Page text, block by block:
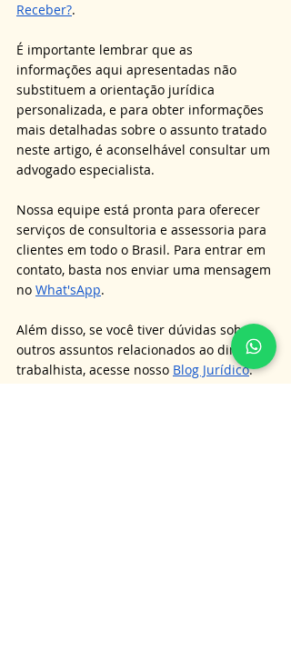
Receber?.
É importante lembrar que as
informações aqui apresentadas não
substituem a orientação jurídica
personalizada, e para obter informações
mais detalhadas sobre o assunto tratado
neste artigo, é aconselhável consultar um
advogado especialista.
Nossa equipe está pronta para oferecer
serviços de consultoria e assessoria para
clientes em todo o Brasil. Para entrar em
contato, basta nos enviar uma mensagem
no What'sApp.
Além disso, se você tiver dúvidas sobre
outros assuntos relacionados ao direito
trabalhista, acesse nosso Blog Jurídico.